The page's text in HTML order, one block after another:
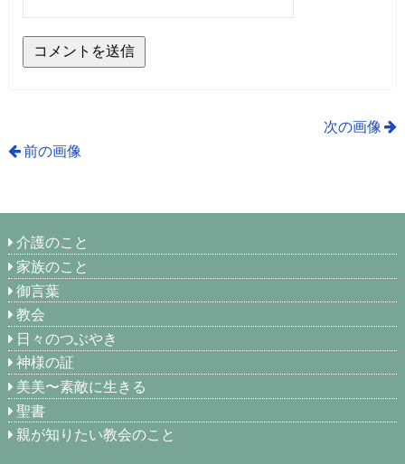
次の画像
前の画像
介護のこと
家族のこと
御言葉
教会
日々のつぶやき
神様の証
美美〜素敵に生きる
聖書
親が知りたい教会のこと